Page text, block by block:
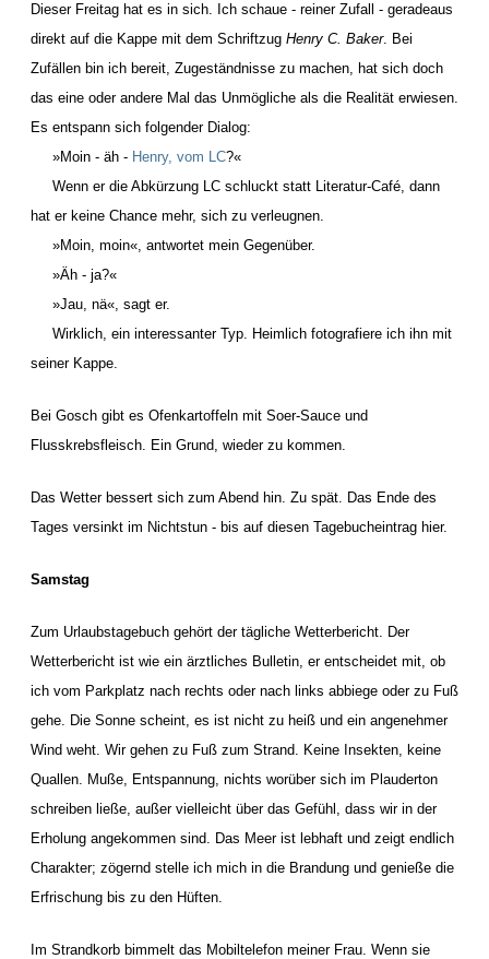
Dieser Freitag hat es in sich. Ich schaue - reiner Zufall - geradeaus
direkt auf die Kappe mit dem Schriftzug Henry C. Baker. Bei
Zufällen bin ich bereit, Zugeständnisse zu machen, hat sich doch
das eine oder andere Mal das Unmögliche als die Realität erwiesen.
Es entspann sich folgender Dialog:
»Moin - äh - Henry, vom LC?«
Wenn er die Abkürzung LC schluckt statt Literatur-Café, dann
hat er keine Chance mehr, sich zu verleugnen.
»Moin, moin«, antwortet mein Gegenüber.
»Äh - ja?«
»Jau, nä«, sagt er.
Wirklich, ein interessanter Typ. Heimlich fotografiere ich ihn mit
seiner Kappe.
Bei Gosch gibt es Ofenkartoffeln mit Soer-Sauce und
Flusskrebsfleisch. Ein Grund, wieder zu kommen.
Das Wetter bessert sich zum Abend hin. Zu spät. Das Ende des
Tages versinkt im Nichtstun - bis auf diesen Tagebucheintrag hier.
Samstag
Zum Urlaubstagebuch gehört der tägliche Wetterbericht. Der
Wetterbericht ist wie ein ärztliches Bulletin, er entscheidet mit, ob
ich vom Parkplatz nach rechts oder nach links abbiege oder zu Fuß
gehe. Die Sonne scheint, es ist nicht zu heiß und ein angenehmer
Wind weht. Wir gehen zu Fuß zum Strand. Keine Insekten, keine
Quallen. Muße, Entspannung, nichts worüber sich im Plauderton
schreiben ließe, außer vielleicht über das Gefühl, dass wir in der
Erholung angekommen sind. Das Meer ist lebhaft und zeigt endlich
Charakter; zögernd stelle ich mich in die Brandung und genieße die
Erfrischung bis zu den Hüften.
Im Strandkorb bimmelt das Mobiltelefon meiner Frau. Wenn sie